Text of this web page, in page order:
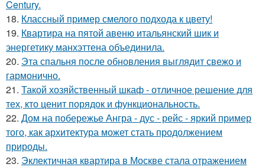
Century.
18. Классный пример смелого подхода к цвету!
19. Квартира на пятой авеню итальянский шик и
энергетику манхэттена объединила.
20. Эта спальня после обновления выглядит свежо и
гармонично.
21. Такой хозяйственный шкаф - отличное решение для
тех, кто ценит порядок и функциональность.
22. Дом на побережье Ангра - дус - рейс - яркий пример
того, как архитектура может стать продолжением
природы.
23. Эклектичная квартира в Москве стала отражением